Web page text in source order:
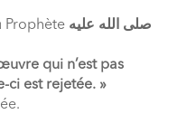
Prophète صلى الله عليه
qui n’est pas
ci est rejetée. »